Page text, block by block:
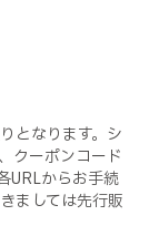
となります。シ
クーポンコード
URLからお手続
ましては先行販